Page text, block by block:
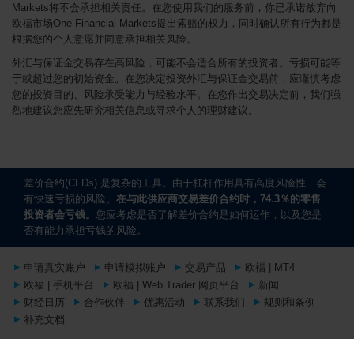
Markets将不会承担相关责任。在您使用我们的服务前，你已承诺放弃向
欧福市场One Financial Markets提出索赔的权力，同时确认所有行为都是
根据您的个人意愿并同意承担相关风险。
外汇与保证金交易存在高风险，可能不会适合所有的投资者。亏损可能等
于或超过您的初始资金。在您决定投资外汇与保证金交易前，应谨慎考虑
您的投资目的、风险承受能力与经验水平。在您作出交易决定前，我们强
烈地建议您应先研究相关信息或寻求个人的理财建议。
差价合约(CFDs) 是复杂的工具。由于杠杆作用具有高度风险性，会
有快速亏损的风险。 在与此供应商交易差价合约时，74.3％的零售
投资者会亏钱。 您应考虑是否了解差价合约是如何运作，以及您是
否有能力承担亏钱的风险。
申请真实账户 申请模拟账户 交易产品
欧褔 | MT4
欧福 | 手机平台
欧福 | Web Trader 网页平台
新闻
财经日历
合作伙伴 优惠活动 联系我们
规则和条例
补充文档